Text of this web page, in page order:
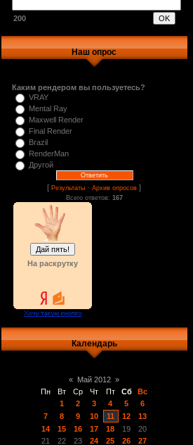
200
Наш опрос
Каким рендером вы пользуетесь?
VRAY
Mental Ray
Maxwell Render
Final Render
Brazil
RenderMan
Другой
[Результаты ·Архив опросов ]
Всего ответов: 167
На раскрутку
Календарь
« Май 2012 »
Пн
Вт Ср Чт Пт Сб
Вс
1
2 3 4 5
6
7
8 9 10 11 12
13
14
15 16 17 18 19
20
21
22 23 24 25 26
27